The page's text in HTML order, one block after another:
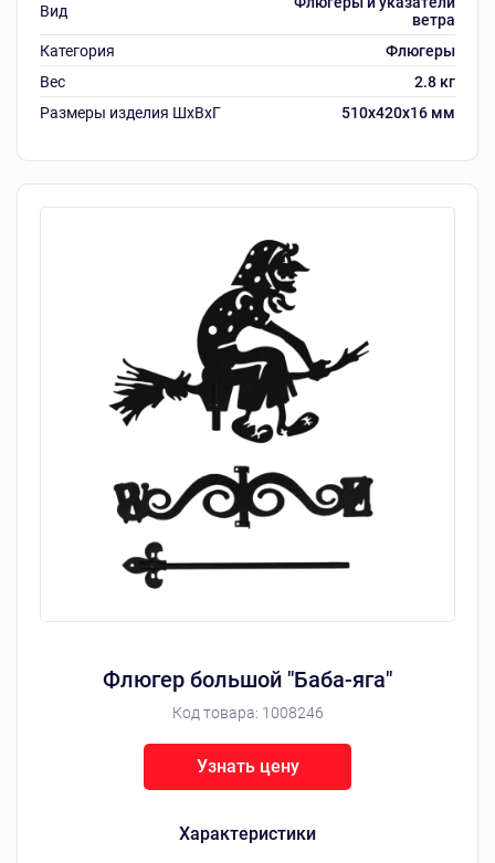
Вид
ветра
Категория
Флюгеры
Вес
2.8 кг
Размеры изделия ШxВxГ
510x420x16 мм
Флюгер большой "Баба-яга"
Код товара: 1008246
Характеристики
Узнать цену